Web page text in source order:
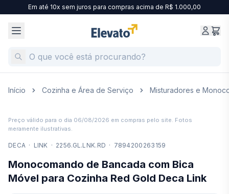
Em até 10x sem juros para compras acima de R$ 1.000,00
Início Cozinha e Área de Serviço Misturadores e
Preço válido para o dia 06/08/2026 em compras pelo site. Fotos
meramente ilustrativas.
DECA · LINK · 2256.GL.LNK.RD · 7894200263159
Monocomando de Bancada com Bica
Móvel para Cozinha Red Gold Deca Link